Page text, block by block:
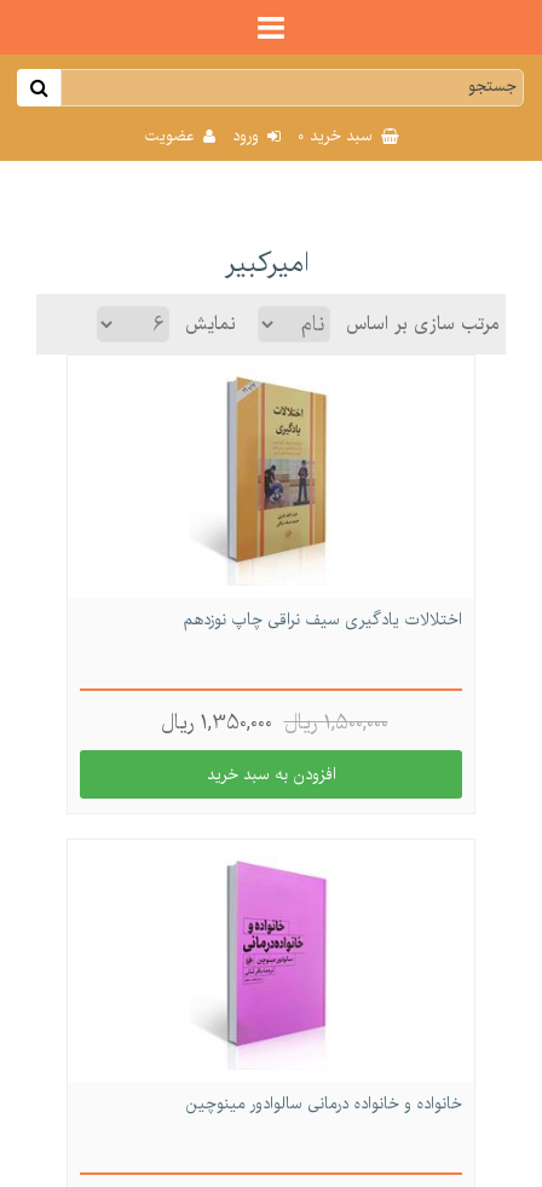
سبد خرید 0 ورود عضویت
امیرکبیر
مرتب سازی بر اساس نمایش
اختلالات یادگیری سیف نراقی چاپ نوزدهم
1,500,000 ريال 1,350,000 ريال
خانواده و خانواده درمانی سالوادور مینوچین